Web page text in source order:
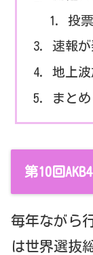
投
速報
地上波
まとめ
第10回
毎年ながら
は世界選抜